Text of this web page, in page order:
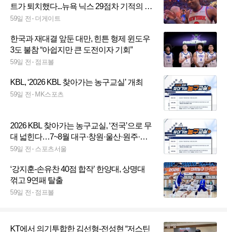
트가 퇴치했다...뉴욕 닉스 29점차 기적의 역
전승, 우승까지 1승 남았다
59일 전 더게이트
한국과 재대결 앞둔 대만, 힌튼 형제 윈도우
3도 불참 “아쉽지만 큰 도전이자 기회”
59일 전 점프볼
KBL, ‘2026 KBL 찾아가는 농구교실’ 개최
59일 전 MK스포츠
2026 KBL 찾아가는 농구교실, ‘전국’으로 무
대 넓힌다…7~8월 대구·창원·울산·원주·부
산서 개최
59일 전 스포츠서울
‘강지훈-손유찬 40점 합작’ 한양대, 상명대
꺾고 9연패 탈출
59일 전 점프볼
KT에서 의기투합한 김선형-전성현 “저스틴